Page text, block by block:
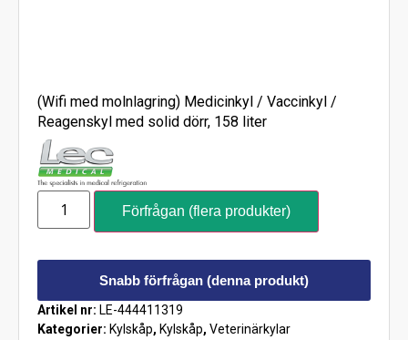
(Wifi med molnlagring) Medicinkyl / Vaccinkyl /
Reagenskyl med solid dörr, 158 liter
Förfrågan (flera produkter)
Snabb förfrågan (denna produkt)
Artikel nr: LE-444411319
Kategorier: Kylskåp, Kylskåp, Veterinärkylar